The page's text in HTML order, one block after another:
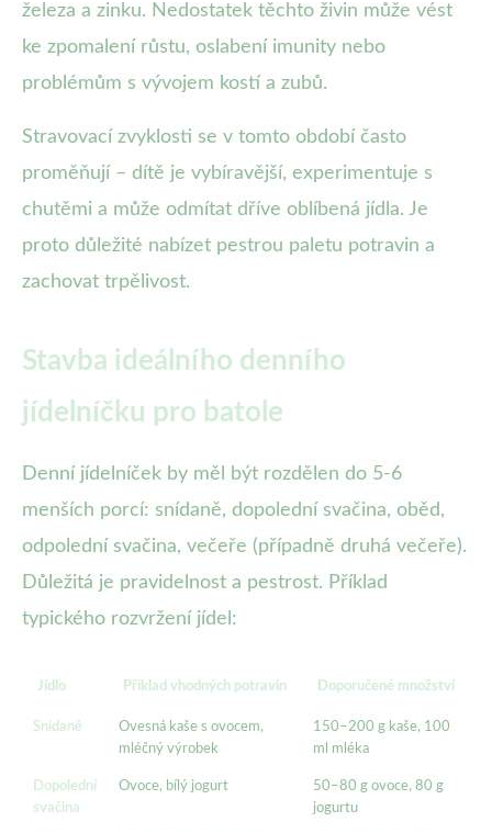
železa a zinku. Nedostatek těchto živin může vést
ke zpomalení růstu, oslabení imunity nebo
problémům s vývojem kostí a zubů.
Stravovací zvyklosti se v tomto období často
proměňují – dítě je vybíravější, experimentuje s
chutěmi a může odmítat dříve oblíbená jídla. Je
proto důležité nabízet pestrou paletu potravin a
zachovat trpělivost.
Stavba ideálního denního
jídelníčku pro batole
Denní jídelníček by měl být rozdělen do 5-6
menších porcí: snídaně, dopolední svačina, oběd,
odpolední svačina, večeře (případně druhá večeře).
Důležitá je pravidelnost a pestrost. Příklad
typického rozvržení jídel:
Jídlo Příklad vhodných potravin Doporučené množství
Snídaně
Ovesná kaše s ovocem,
mléčný výrobek
150–200 g kaše, 100
ml mléka
Dopolední
svačina
Ovoce, bílý jogurt
50–80 g ovoce, 80 g
jogurtu